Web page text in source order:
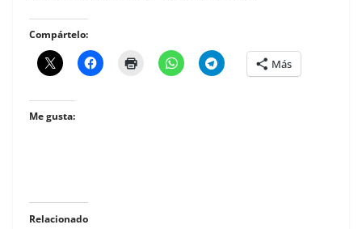
Compártelo:
Más
Me gusta:
Relacionado